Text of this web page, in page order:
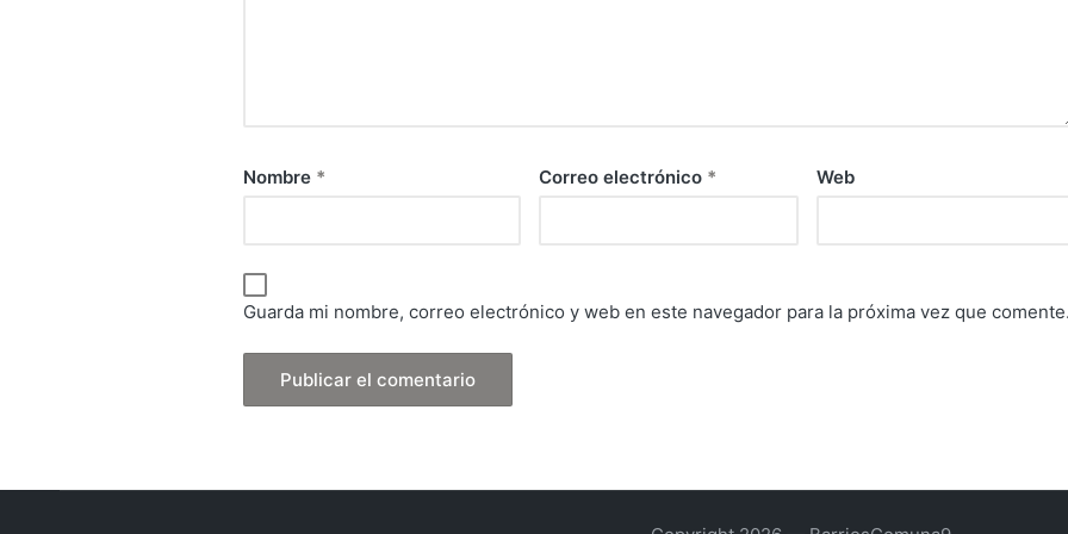
Nombre * Correo electrónico * Web
Guarda mi nombre, correo electrónico y web en este navegador para la próxima vez que